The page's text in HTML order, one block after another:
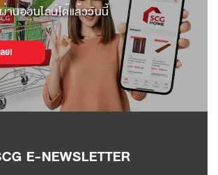
านออนไลน์ได้แล้ววันนี้
ย!
E-NEWSLETTER